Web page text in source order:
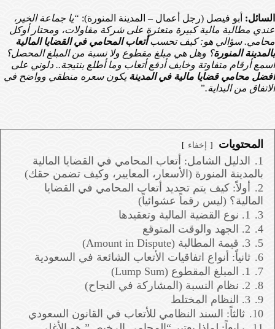
السائل: أبو فيصل (رجل أعمال – المدينة المنورة): “يا جماعة الخير،
عندي مطالبة مالية كبيرة متعثرة على شركة مقاولات، ومحتار أوكل
محامي. سؤالي هو: كيف تحسبأتعاب المحامي في القضايا المالية
بالمدينة المنورة؟ وهل هي مبلغ مقطوع ولا نسبة من المبلغ المحصل؟
أسمع أرقام متفاوتة وخايف أدفع أتعاب وما أطلع بنتيجة.. دلوني على
أفضل محامي قضايا مالية في المدينة يكون سعره منطقي وواضح في
الاتفاق من البداية.”
المحتويات إخفاء
1.
الدليل الشامل: أتعاب المحامي في القضايا المالية
بالمدينة المنورة (الأسعار، المعايير، وكيف تضمن حقك)
2.
أولاً: كيف يتم تحديد أتعاب المحامي في القضايا
المالية؟ (ليس رقماً عشوائياً)
3.
1. نوع القضية المالية وتعقيدها
4.
2. الجهد والوقت المتوقع
5.
3. قيمة المطالبة (Amount in Dispute)
6. ثانياً: أنواع اتفاقيات الأتعاب الشائعة في السعودية
7.
1. المبلغ المقطوع (Lump Sum)
8.
2. نظام النسبة (المشاركة في النجاح)
9. 3. النظام المختلط
10.
ثالثاً: السند النظامي للأتعاب في القانون السعودي